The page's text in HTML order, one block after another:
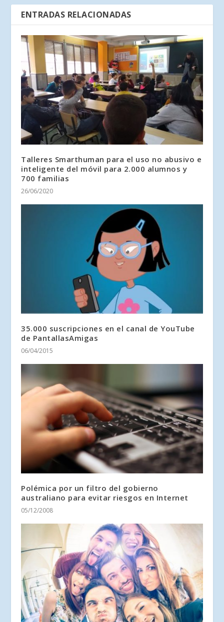
ENTRADAS RELACIONADAS
Talleres Smarthuman para el uso no abusivo e
inteligente del móvil para 2.000 alumnos y
700 familias
26/06/2020
35.000 suscripciones en el canal de YouTube
de PantallasAmigas
06/04/2015
Polémica por un filtro del gobierno
australiano para evitar riesgos en Internet
05/12/2008